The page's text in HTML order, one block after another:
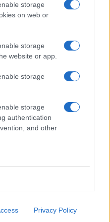
storage
on web or
storage
website or app.
storage
storage
authentication
and other
Privacy Policy